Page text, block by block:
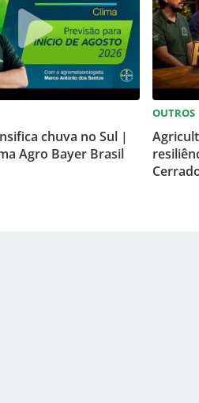
chuva no Sul |
Agro Bayer Brasil
OUTROS